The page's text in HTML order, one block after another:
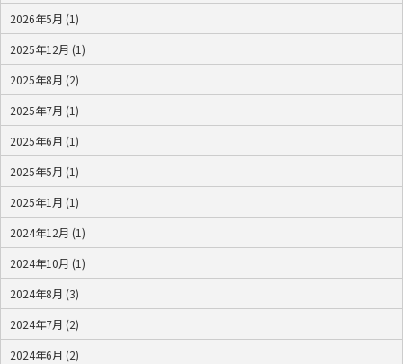
2026年5月 (1)
2025年12月 (1)
2025年8月 (2)
2025年7月 (1)
2025年6月 (1)
2025年5月 (1)
2025年1月 (1)
2024年12月 (1)
2024年10月 (1)
2024年8月 (3)
2024年7月 (2)
2024年6月 (2)